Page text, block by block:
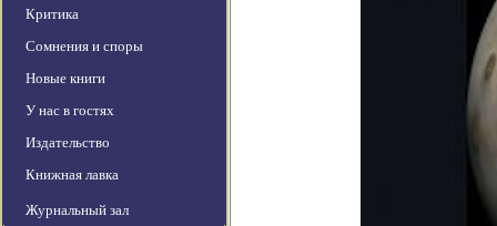
Критика
Сомнения и споры
Новые книги
У нас в гостях
Издательство
Книжная лавка
Журнальный зал